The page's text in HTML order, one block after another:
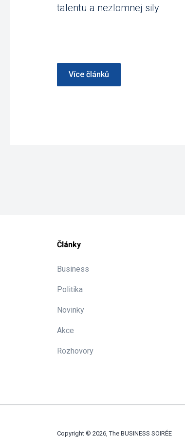
talentu a nezlomnej sily
Více článků
Články
Business
Politika
Novinky
Akce
Rozhovory
Copyright © 2026, The BUSINESS SOIRÉE